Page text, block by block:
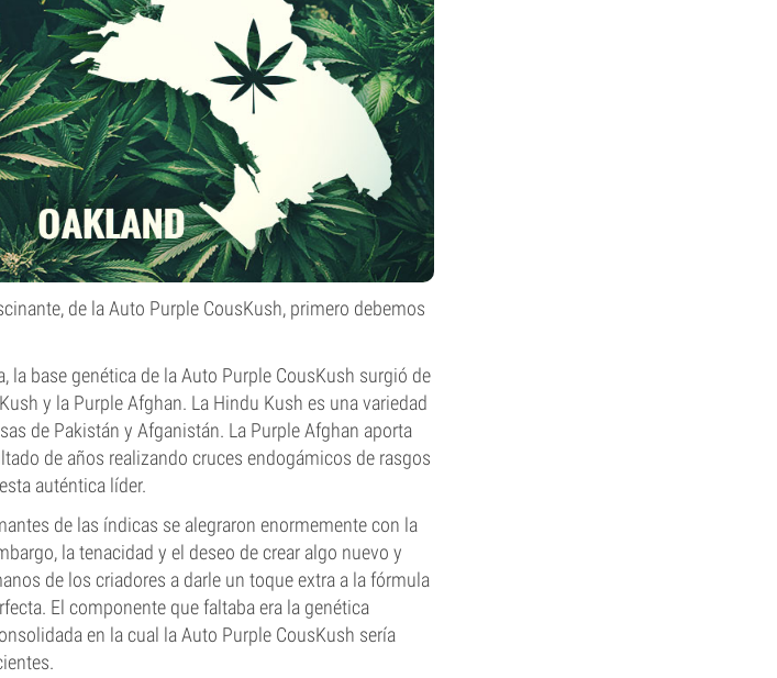
de la Auto Purple CousKush, primero debemos
la base genética de la Auto Purple CousKush surgió de
y la Purple Afghan. La Hindu Kush es una variedad
de Pakistán y Afganistán. La Purple Afghan aporta
de años realizando cruces endogámicos de rasgos
auténtica líder.
de las índicas se alegraron enormemente con la
la tenacidad y el deseo de crear algo nuevo y
de los criadores a darle un toque extra a la fórmula
El componente que faltaba era la genética
en la cual la Auto Purple CousKush sería